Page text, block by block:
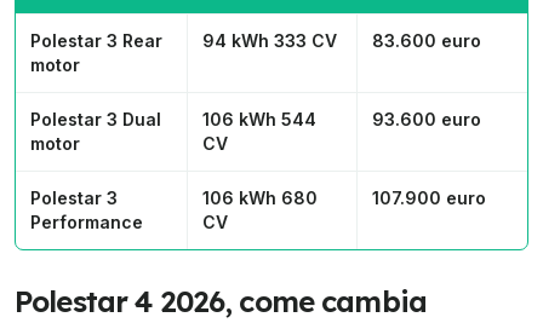
Polestar 3 Rear
motor
94 kWh 333 CV 83.600 euro
Polestar 3 Dual
motor
106 kWh 544
CV
93.600 euro
Polestar 3
Performance
106 kWh 680
CV
107.900 euro
Polestar 4 2026, come cambia